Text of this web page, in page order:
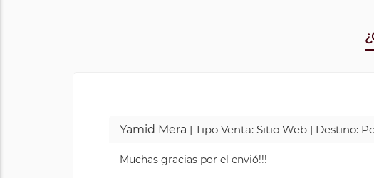
Yamid Mera | Tipo Venta: Sitio Web | Destino:
Muchas gracias por el envió!!!